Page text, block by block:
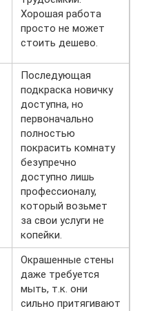
Хорошая работа
просто не может
стоить дешево.
Последующая
подкраска новичку
доступна, но
первоначально
полностью
покрасить комнату
безупречно
доступно лишь
профессионалу,
который возьмет
за свои услуги не
копейки.
Окрашенные стены
даже требуется
мыть, т.к. они
сильно притягивают